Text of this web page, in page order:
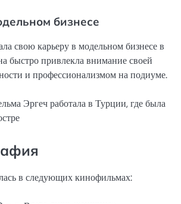
бизнесе
свою карьеру в модельном бизнесе в
быстро привлекла внимание своей
и профессионализмом на подиуме.
Эргеч работала в Турции, где была
в следующих кинофильмах: